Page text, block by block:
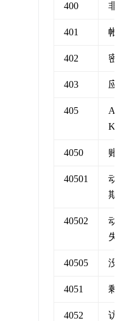
400 非
401 帐
402 密
403 应
405
API
4050 账
40501
动
期
40502
动
失败
40505 没
4051 剩
4052
访